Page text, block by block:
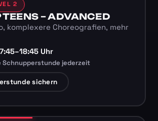
2
TEENS – ADVANCED
komplexere Choreografien, mehr
Uhr
Schnupperstunde jederzeit
sichern